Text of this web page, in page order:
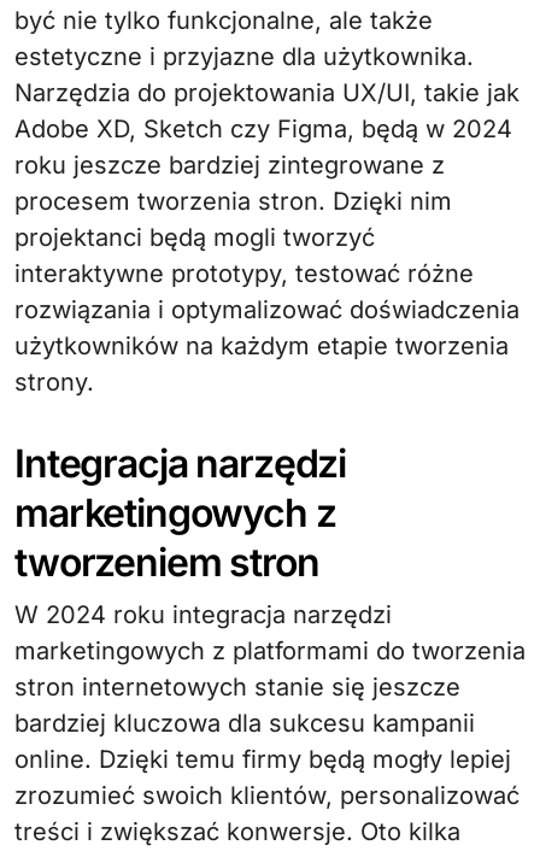
być nie tylko funkcjonalne, ale także
estetyczne i przyjazne dla użytkownika.
Narzędzia do projektowania UX/UI, takie jak
Adobe XD, Sketch czy Figma, będą w 2024
roku jeszcze bardziej zintegrowane z
procesem tworzenia stron. Dzięki nim
projektanci będą mogli tworzyć
interaktywne prototypy, testować różne
rozwiązania i optymalizować doświadczenia
użytkowników na każdym etapie tworzenia
strony.
Integracja narzędzi
marketingowych z
tworzeniem stron
W 2024 roku integracja narzędzi
marketingowych z platformami do tworzenia
stron internetowych stanie się jeszcze
bardziej kluczowa dla sukcesu kampanii
online. Dzięki temu firmy będą mogły lepiej
zrozumieć swoich klientów, personalizować
treści i zwiększać konwersje. Oto kilka